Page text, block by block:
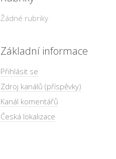
Žádné rubriky
Základní informace
Přihlásit se
Zdroj kanálů (příspěvky)
Kanál komentářů
Česká lokalizace